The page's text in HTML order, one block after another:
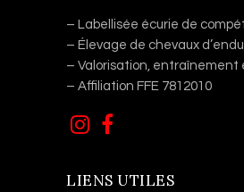
– Labellisée écurie de
– Élevage de chevaux
– Valorisation, entraînement
– Affiliation FFE 7812010
LIENS UTILES